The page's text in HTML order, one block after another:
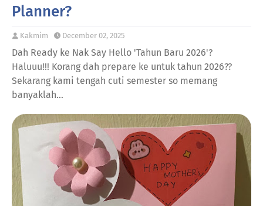
Planner?
Kakmim December 02, 2025
Dah Ready ke Nak Say Hello 'Tahun Baru 2026'?
Haluuu!!! Korang dah prepare ke untuk tahun 2026??
Sekarang kami tengah cuti semester so memang
banyaklah…